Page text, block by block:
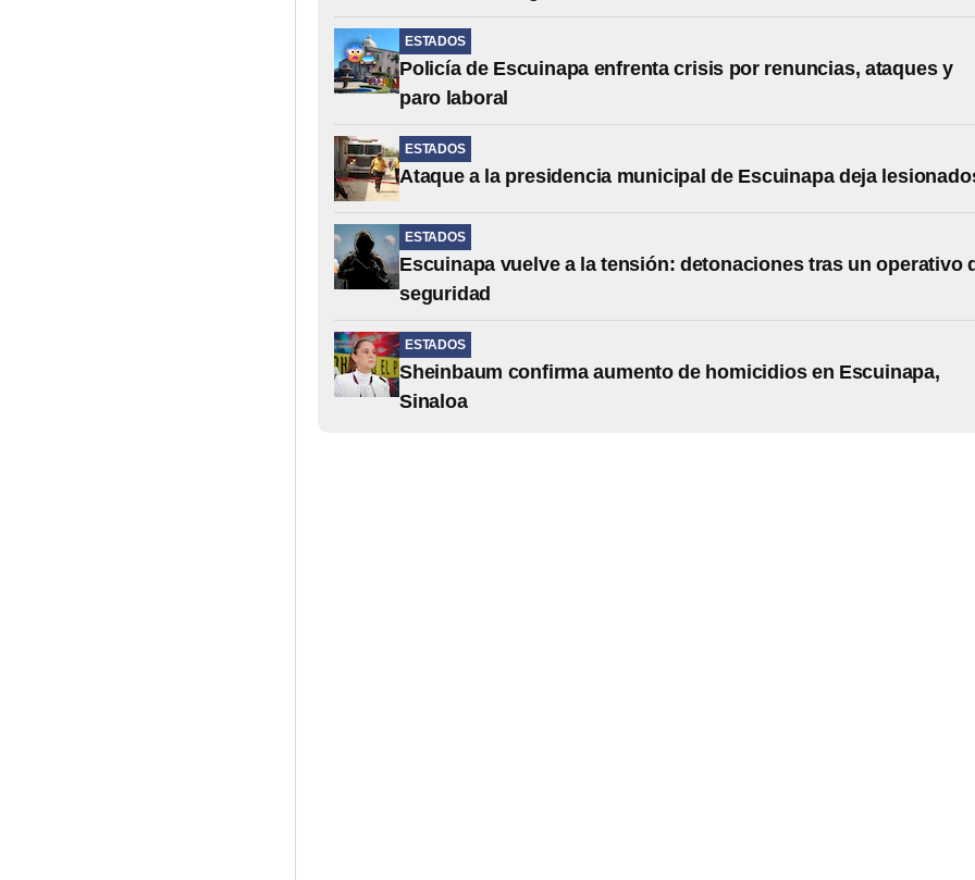
ESTADOS
Policía de Escuinapa enfrenta crisis por renuncias, ataques y
paro laboral
ESTADOS
Ataque a la presidencia municipal de Escuinapa deja
ESTADOS
Escuinapa vuelve a la tensión: detonaciones tras un operativo
seguridad
ESTADOS
Sheinbaum confirma aumento de homicidios en Escuinapa,
Sinaloa